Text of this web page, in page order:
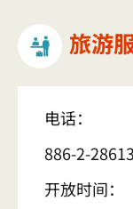
旅游
电话：
886-2-
开放时间：